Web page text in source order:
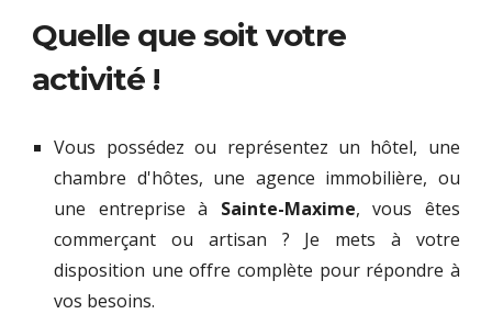
Quelle que soit votre
activité !
Vous possédez ou représentez un hôtel, une
chambre d'hôtes, une agence immobilière, ou
une entreprise à Sainte-Maxime, vous êtes
commerçant ou artisan ? Je mets à votre
disposition une offre complète pour répondre à
vos besoins.